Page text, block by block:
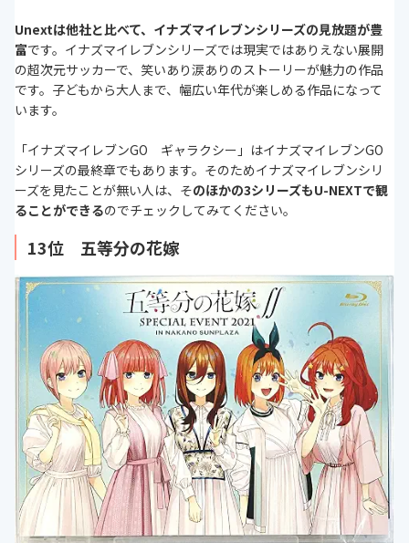
Unextは他社と比べて、イナズマイレブンシリーズの見放題が豊
富です。イナズマイレブンシリーズでは現実ではありえない展開
の超次元サッカーで、笑いあり涙ありのストーリーが魅力の作品
です。子どもから大人まで、幅広い年代が楽しめる作品になって
います。
「イナズマイレブンGO ギャラクシー」はイナズマイレブンGO
シリーズの最終章でもあります。そのためイナズマイレブンシリ
ーズを見たことが無い人は、そのほかの3シリーズもU-NEXTで観
ることができるのでチェックしてみてください。
13位 五等分の花嫁